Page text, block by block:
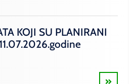
KOJI SU PLANIRANI